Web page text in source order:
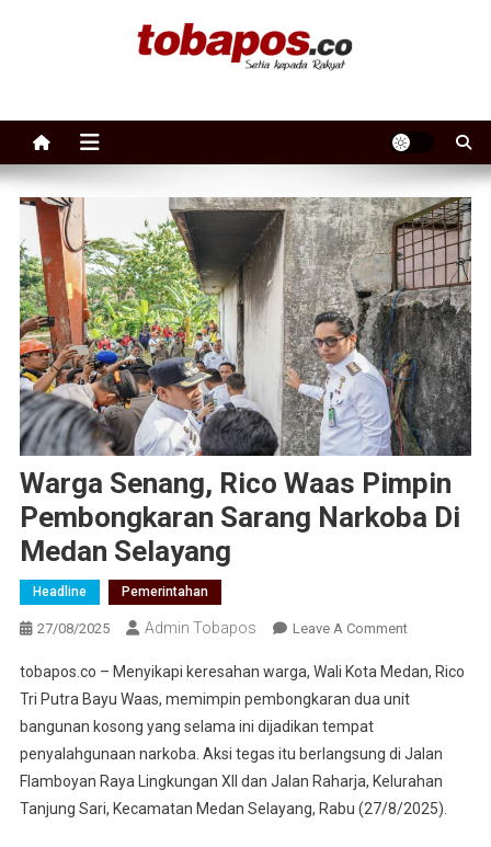
Warga Senang, Rico Waas Pimpin
Pembongkaran Sarang Narkoba Di
Medan Selayang
Headline Pemerintahan
27/08/2025 Admin Tobapos Leave A CommentOn Warga
Waas Pimpin
Narkoba Di
Medan
Selayang
tobapos.co – Menyikapi keresahan warga, Wali Kota Medan, Rico
Tri Putra Bayu Waas, memimpin pembongkaran dua unit
bangunan kosong yang selama ini dijadikan tempat
penyalahgunaan narkoba. Aksi tegas itu berlangsung di Jalan
Flamboyan Raya Lingkungan XII dan Jalan Raharja, Kelurahan
Tanjung Sari, Kecamatan Medan Selayang, Rabu (27/8/2025).